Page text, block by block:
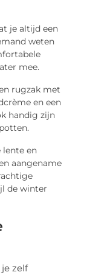
je altijd een
weten
mee.
rugzak met
en een
handig zijn
lente en
aangename
de winter
zelf